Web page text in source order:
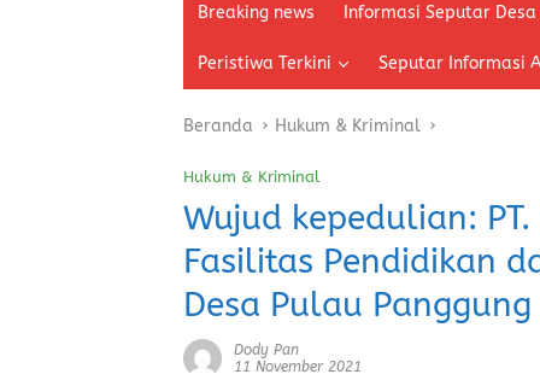
Breaking news Informasi Seputar Desa
Peristiwa Terkini Seputar Informasi
Beranda Hukum & Kriminal
Hukum & Kriminal
Wujud kepedulian:
Fasilitas Pendidikan
Desa Pulau Panggung
Dody Pan
11 November 2021